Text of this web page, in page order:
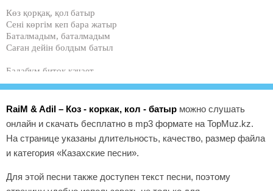
Көз қорқақ, қол батыр
Сені көргім кеп бара жатыр
Баталмадым, баталмадым
Саған дейін болдым батыл
Бадабум биток качает
Треки на повторе
Сосная прекрасная
А я не отдам никому
Этот танцпол я с тобою взорву
Ты не красиво кто сказал да ну
Көз қорқақ, қол батыр
RaiM & Adil – Коз - коркак, кол - батыр можно слушать
онлайн и скачать бесплатно в mp3 формате на TopMuz.kz.
На странице указаны длительность, качество, размер файла
и категория «Казахские песни».
Для этой песни также доступен текст песни, поэтому